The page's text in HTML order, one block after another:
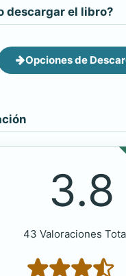
descargar el libro?
Opciones de
3.8
43 Valoraciones